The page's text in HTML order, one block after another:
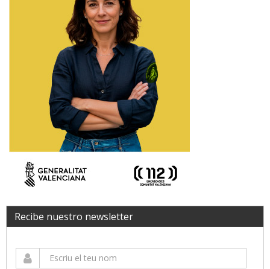
Recibe nuestro newsletter